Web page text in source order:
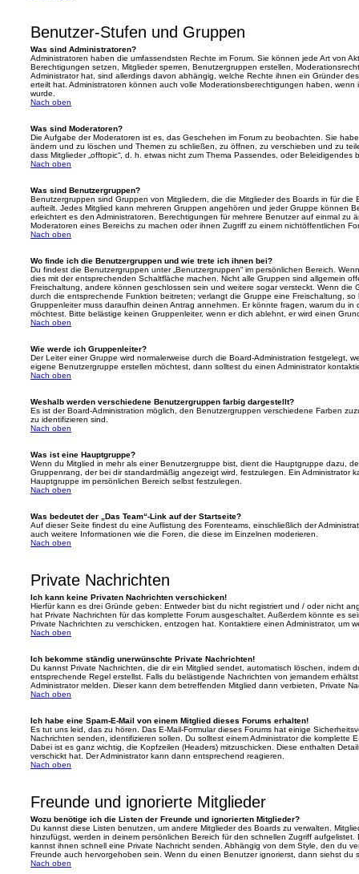
Benutzer-Stufen und Gruppen
Was sind Administratoren?
Administratoren haben die umfassendsten Rechte im Forum. Sie können jede Art von
Berechtigungen setzen, Mitglieder sperren, Benutzergruppen erstellen,
Administrator hat, sind allerdings davon abhängig, welche Rechte ihnen ein Gründer
erteilt hat. Administratoren können auch volle Moderationsberechtigungen haben,
wurde.
Nach oben
Was sind Moderatoren?
Die Aufgabe der Moderatoren ist es, das Geschehen im Forum zu beobachten. Sie
ändern und zu löschen und Themen zu schließen, zu öffnen, zu verschieben und zu
dass Mitglieder „offtopic“, d. h. etwas nicht zum Thema Passendes, oder Beleidigendes
Nach oben
Was sind Benutzergruppen?
Benutzergruppen sind Gruppen von Mitgliedern, die die Mitglieder des Boards in für die
aufteilt. Jedes Mitglied kann mehreren Gruppen angehören und jeder Gruppe können
erleichtert es den Administratoren, Berechtigungen für mehrere Benutzer auf einmal zu
Moderatoren eines Bereichs zu machen oder ihnen Zugriff zu einem nichtöffentlichen
Nach oben
Wo finde ich die Benutzergruppen und wie trete ich ihnen bei?
Du findest die Benutzergruppen unter „Benutzergruppen“ im persönlichen Bereich.
dies mit der entsprechenden Schaltfläche machen. Nicht alle Gruppen sind allgemein
Freischaltung, andere können geschlossen sein und weitere sogar versteckt. Wenn die
durch die entsprechende Funktion beitreten; verlangt die Gruppe eine Freischaltung,
Gruppenleiter muss daraufhin deinen Antrag annehmen. Er könnte fragen, warum du in
möchtest. Bitte belästige keinen Gruppenleiter, wenn er dich ablehnt, er wird einen
Nach oben
Wie werde ich Gruppenleiter?
Der Leiter einer Gruppe wird normalerweise durch die Board-Administration festgelegt,
eigene Benutzergruppe erstellen möchtest, dann solltest du einen Administrator
Nach oben
Weshalb werden verschiedene Benutzergruppen farbig dargestellt?
Es ist der Board-Administration möglich, den Benutzergruppen verschiedene Farben
zu identifizieren sind.
Nach oben
Was ist eine Hauptgruppe?
Wenn du Mitglied in mehr als einer Benutzergruppe bist, dient die Hauptgruppe dazu,
Gruppenrang, der bei dir standardmäßig angezeigt wird, festzulegen. Ein Administrator
Hauptgruppe im persönlichen Bereich selbst festzulegen.
Nach oben
Was bedeutet der „Das Team“-Link auf der Startseite?
Auf dieser Seite findest du eine Auflistung des Forenteams, einschließlich der
auch weitere Informationen wie die Foren, die diese im Einzelnen moderieren.
Nach oben
Private Nachrichten
Ich kann keine Privaten Nachrichten verschicken!
Hierfür kann es drei Gründe geben: Entweder bist du nicht registriert und / oder nicht
hat Private Nachrichten für das komplette Forum ausgeschaltet. Außerdem könnte es
Private Nachrichten zu verschicken, entzogen hat. Kontaktiere einen Administrator, um
Nach oben
Ich bekomme ständig unerwünschte Private Nachrichten!
Du kannst Private Nachrichten, die dir ein Mitglied sendet, automatisch löschen, indem
entsprechende Regel erstellst. Falls du belästigende Nachrichten von jemandem
Administrator melden. Dieser kann dem betreffenden Mitglied dann verbieten, Private
Nach oben
Ich habe eine Spam-E-Mail von einem Mitglied dieses Forums erhalten!
Es tut uns leid, das zu hören. Das E-Mail-Formular dieses Forums hat einige
Nachrichten senden, identifizieren sollen. Du solltest einem Administrator die komplette
Dabei ist es ganz wichtig, die Kopfzeilen (Headers) mitzuschicken. Diese enthalten
verschickt hat. Der Administrator kann dann entsprechend reagieren.
Nach oben
Freunde und ignorierte Mitglieder
Wozu benötige ich die Listen der Freunde und ignorierten Mitglieder?
Du kannst diese Listen benutzen, um andere Mitglieder des Boards zu verwalten.
hinzufügst, werden in deinem persönlichen Bereich für den schnellen Zugriff
kannst ihnen schnell eine Private Nachricht senden. Abhängig von dem Style, den du
Freunde auch hervorgehoben sein. Wenn du einen Benutzer ignorierst, dann siehst du
Nach oben